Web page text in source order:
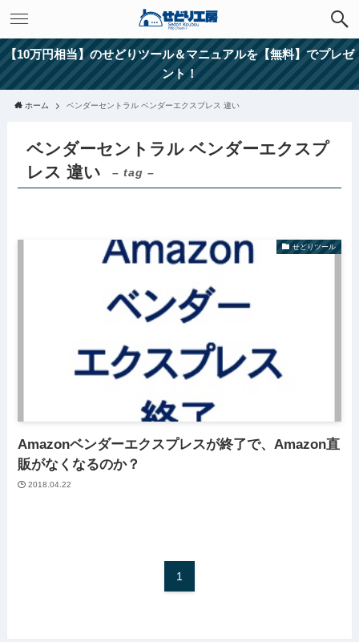
【10万円相当】のせどりツール＆マニュアルを【無料】でプレゼ
ント！
ホーム ベンダーセントラル ベンダーエクスプレス 違い
ベンダーセントラル ベンダーエクスプ
レス 違い
– tag –
せどりツール
Amazonベンダーエクスプレスが終了で、Amazon直
販がなくなるのか？
2018.04.22
1